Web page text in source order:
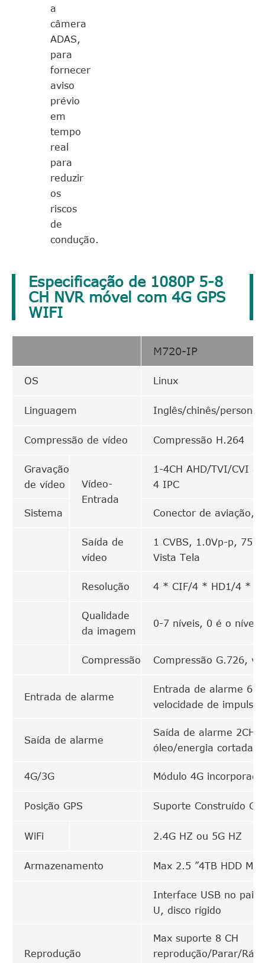
a
câmera
ADAS,
para
fornecer
aviso
prévio
em
tempo
real
para
reduzir
os
riscos
de
condução.
Especificação de 1080P 5-8
CH NVR móvel com 4G GPS
WIFI
M720-IP
OS Linux
Linguagem Inglês/chinês/
Compressão de vídeo Compressão H.264
Gravação
de vídeo
Vídeo-
Entrada
1-4CH AHD/TVI/CVI
4 IPC
Sistema Conector de aviação,
Saída de
vídeo
1 CVBS, 1.0Vp-p,
Vista Tela
Resolução 4 * CIF/4 * HD1/4 *
Qualidade
da imagem
0-7 níveis, 0 é o nível
Compressão Compressão G.726,
Entrada de alarme
Entrada de alarme
velocidade de
Saída de alarme
Saída de alarme
óleo/energia cortada
4G/3G Módulo 4G
Posição GPS Suporte Construído
WiFi 2.4G HZ ou 5G HZ
Armazenamento Max 2.5 ”4TB HDD
Interface USB no
U, disco rígido
Reprodução
Max suporte 8 CH
reprodução/Parar/